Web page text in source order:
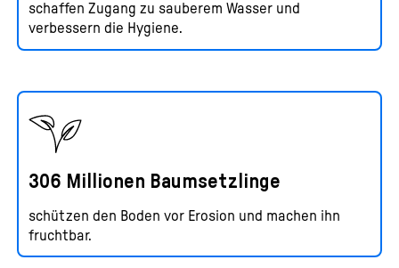
schaffen Zugang zu sauberem Wasser und
verbessern die Hygiene.
306 Millionen Baumsetzlinge
schützen den Boden vor Erosion und machen ihn
fruchtbar.